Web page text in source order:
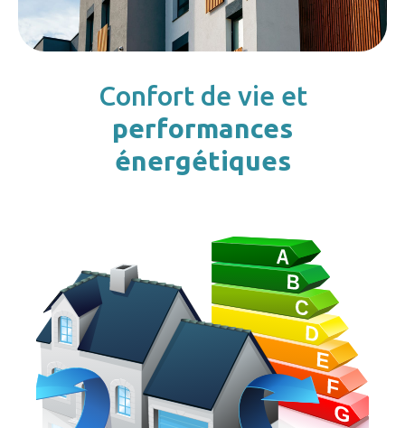
Confort de vie et
performances
énergétiques